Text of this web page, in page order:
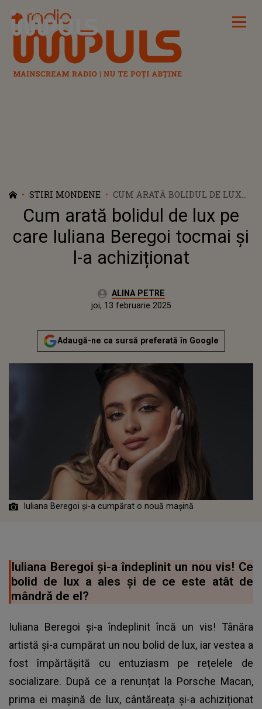
Radio Impuls
STIRI MONDENE
CUM ARATĂ BOLIDUL DE LUX
PE CARE IULIANA BEREGOI
TOCMAI ȘI L-A ACHIZIȚIONAT
Cum arată bolidul de lux pe
care Iuliana Beregoi tocmai și
l-a achiziționat
Autor:ALINA PETRE
Actualizat:
joi, 13 februarie 2025
Adaugă-ne ca sursă preferată în Google
Iuliana Beregoi și-a cumpărat o nouă mașină
Iuliana Beregoi și-a îndeplinit un nou vis! Ce
bolid de lux a ales și de ce este atât de
mândră de el?
Iuliana Beregoi și-a îndeplinit încă un vis! Tânăra
artistă și-a cumpărat un nou bolid de lux, iar vestea a
fost împărtășită cu entuziasm pe rețelele de
socializare. După ce a renunțat la Porsche Macan,
prima ei mașină de lux, cântăreața și-a achiziționat